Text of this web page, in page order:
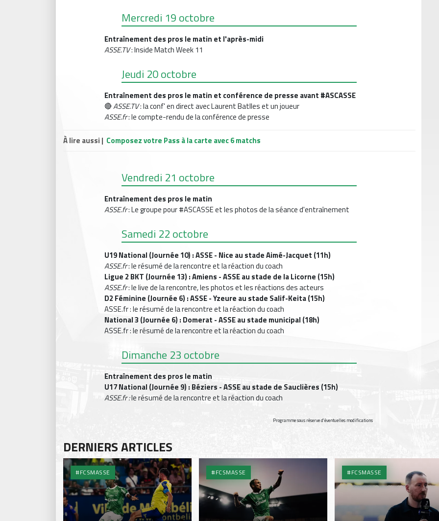
Mercredi 19 octobre
Entraînement des pros le matin et l'après-midi
ASSE.TV: Inside Match Week 11
Jeudi 20 octobre
Entraînement des pros le matin et conférence de presse avant #ASCASSE
🔴ASSE.TV: la conf' en direct avec Laurent Batlles et un joueur
ASSE.fr: le compte-rendu de la conférence de presse
À lire aussi | Composez votre Pass à la carte avec 6 matchs
Vendredi 21 octobre
Entraînement des pros le matin
ASSE.fr: Le groupe pour #ASCASSE et les photos de la séance d'entraînement
Samedi 22 octobre
U19 National (Journée 10) : ASSE - Nice au stade Aimé-Jacquet (11h)
ASSE.fr: le résumé de la rencontre et la réaction du coach
Ligue 2 BKT (Journée 13) : Amiens - ASSE au stade de la Licorne (15h)
ASSE.fr: le live de la rencontre, les photos et les réactions des acteurs
D2 Féminine (Journée 6) : ASSE - Yzeure au stade Salif-Keita (15h)
ASSE.fr : le résumé de la rencontre et la réaction du coach
National 3 (Journée 6) : Domerat - ASSE au stade municipal (18h)
ASSE.fr : le résumé de la rencontre et la réaction du coach
Dimanche 23 octobre
Entraînement des pros le matin
U17 National (Journée 9) : Béziers - ASSE au stade de Sauclières (15h)
ASSE.fr :le résumé de la rencontre et la réaction du coach
Programme sous réserve d'éventuelles modifications
DERNIERS ARTICLES
#FCSMASSE #FCSMASSE #FCSMASSE